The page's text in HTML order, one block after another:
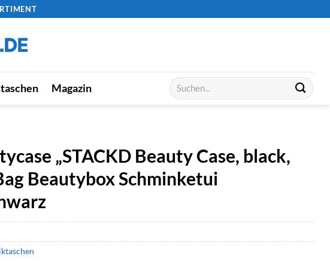
Magazin
Suchen
nach:
„STACKD Beauty Case, black,
Beautybox Schminketui